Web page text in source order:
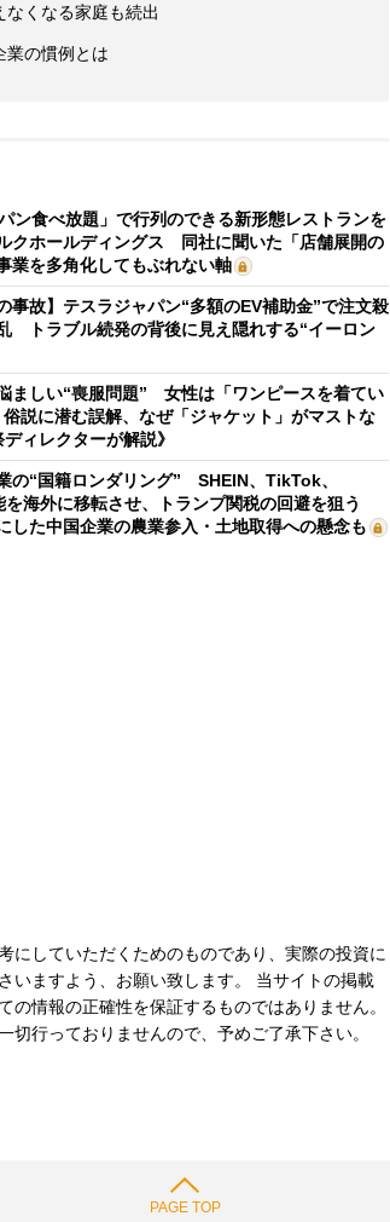
なくなる家庭も続出
業の慣例とは
ン食べ放題」で行列のできる新形態レストランを
クホールディングス 同社に聞いた「店舗展開の
業を多角化してもぶれない軸
事故】テスラジャパン“多額のEV補助金”で注文殺
トラブル続発の背後に見え隠れする“イーロン
ましい“喪服問題” 女性は「ワンピースを着てい
説に潜む誤解、なぜ「ジャケット」がマストな
ィレクターが解説》
の“国籍ロンダリング” SHEIN、TikTok、
海外に移転させ、トランプ関税の回避を狙う
した中国企業の農業参入・土地取得への懸念も
にしていただくためのものであり、実際の投資に
いますよう、お願い致します。 当サイトの掲載
情報の正確性を保証するものではありません。
行っておりませんので、予めご了承下さい。
PAGE TOP